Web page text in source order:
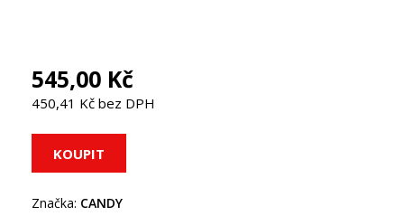
545,00 Kč
450,41 Kč bez DPH
Značka: CANDY